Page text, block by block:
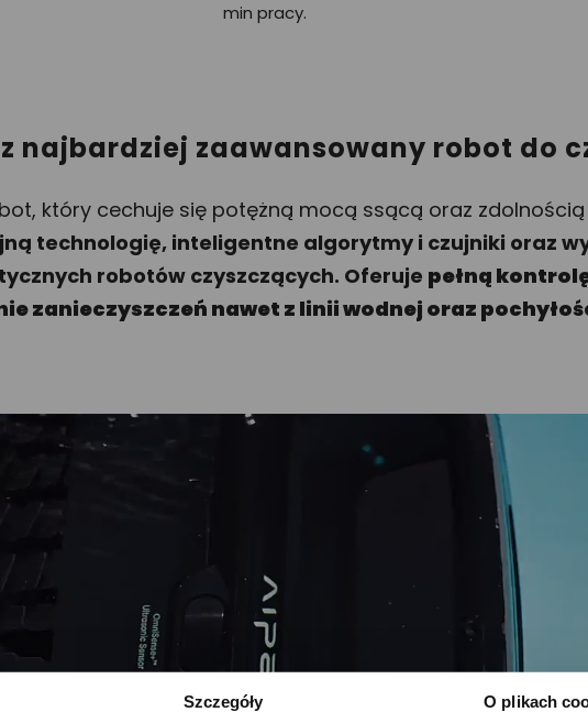
Szczegóły O plikach
min pracy.
najbardziej zaawansowany robot do
który cechuje się potężną mocą ssącą oraz
technologię, inteligentne algorytmy i czujniki oraz
robotów czyszczących. Oferuje pełną
zanieczyszczeń nawet z linii wodnej oraz